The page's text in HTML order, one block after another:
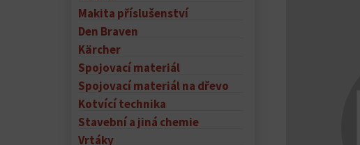
Makita příslušenství
Den Braven
Kärcher
Spojovací materiál
Spojovací materiál na dřevo
Kotvící technika
Stavební a jiná chemie
Vrtáky